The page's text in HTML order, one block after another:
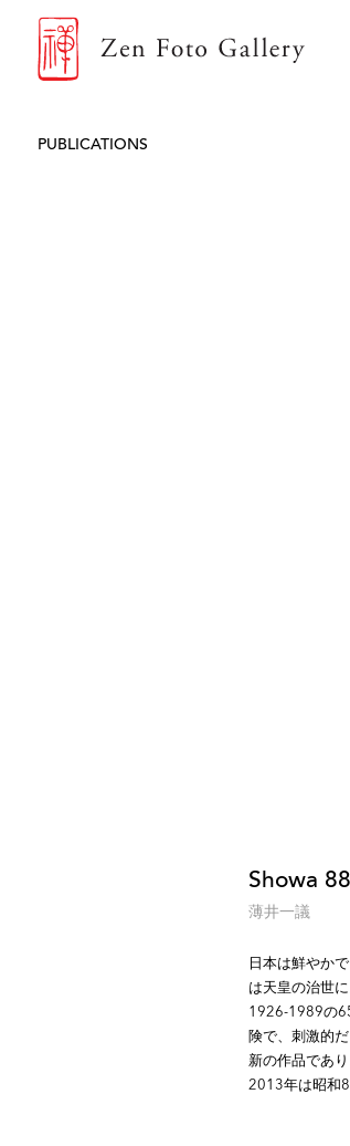
PUBLICATIONS
Showa 88
薄井一議
日本は鮮やか
は天皇の治世
1926-1989の
険で、刺激的
新の作品であ
2013年は昭和